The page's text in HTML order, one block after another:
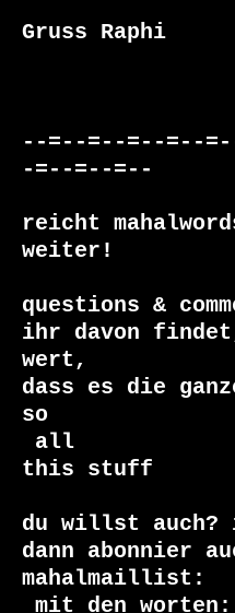
Gruss Raphi
--=--=--=--=--
-=--=--=--
reicht
weiter!
questions &
ihr davon
wert,
dass es die
this stuff
du willst auch?
dann abonnier